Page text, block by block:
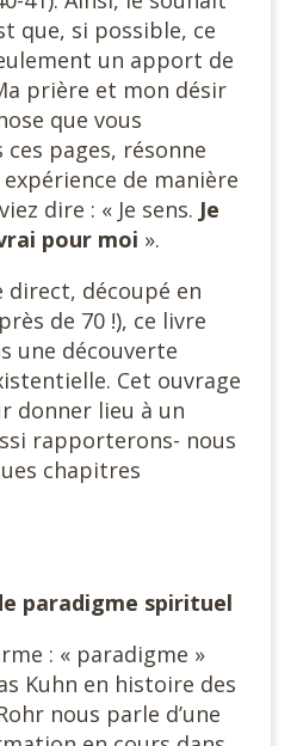
que, si possible, ce
un apport de
prière et mon désir
que vous
pages, résonne
de manière
dire : « Je sens. Je
pour moi ».
direct, découpé en
de 70 !), ce livre
une découverte
Cet ouvrage
donner lieu à un
rapporterons- nous
chapitres
paradigme spirituel
: « paradigme »
Kuhn en histoire des
nous parle d’une